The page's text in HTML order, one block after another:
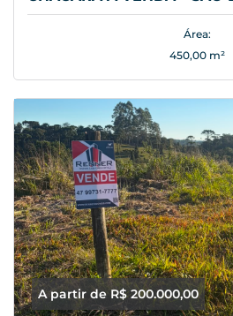
Área:
450,00 m²
A partir de R$ 200.000,00